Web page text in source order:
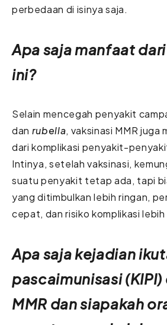
perbedaan di isinya saja.
Apa saja manfaat
ini?
Selain mencegah penyakit
dan rubella, vaksinasi MMR juga
dari komplikasi penyakit-
Intinya, setelah vaksinasi,
suatu penyakit tetap ada, tapi
yang ditimbulkan lebih ringan,
cepat, dan risiko komplikasi lebih
Apa saja kejadian
pascaimunisasi (KIPI)
MMR dan siapakah